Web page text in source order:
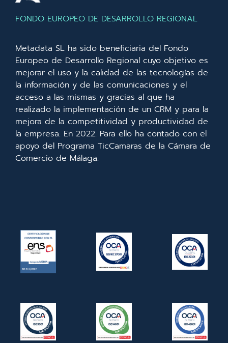
FONDO EUROPEO DE DESARROLLO REGIONAL
Metadata SL ha sido beneficiaria del Fondo
Europeo de Desarrollo Regional cuyo objetivo es
mejorar el uso y la calidad de las tecnologías de
la información y de las comunicaciones y el
acceso a las mismas y gracias al que ha
realizado la implementación de un CRM y para la
mejora de la competitividad y productividad de
la empresa. En 2022. Para ello ha contado con el
apoyo del Programa TicCamaras de la Cámara de
Comercio de Málaga.